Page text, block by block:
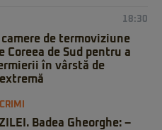
18:30
camere de termoviziune
Coreea de Sud pentru a
în vârstă de
Badea Gheorghe: –